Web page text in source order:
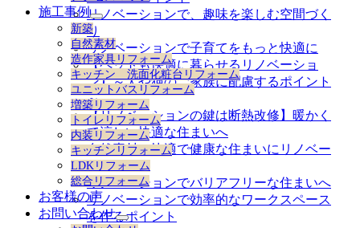
ニ
ュ
ー
を
展
開
施工事例
サ
ブ
メ
ニ
ュ
ー
を
展
開
新築
自然素材
造作家具リフォーム
キッチン 洗面化粧台リフォーム
ユニットバスリフォーム
増築リフォーム
トイレリフォーム
内装リフォーム
キッチンリフォーム
LDKリフォーム
総合リフォーム
お客様の声
お問い合わせ
サ
リノベーションで、趣味を楽しむ空間づく
り
リノベーションで子育てをもっと快適に
【ペットも快適に暮らせるリノベーショ
ン】～犬や猫のご家族に配慮するポイント
～
【リノベーションの鍵は断熱改修】暖かく
て涼しい快適な住まいへ
自然素材で快適で健康な住まいにリノベー
ション
リノベーションでバリアフリーな住まいへ
リノベーションで効率的なワークスペース
を作るポイント